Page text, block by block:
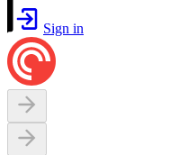
Sign in